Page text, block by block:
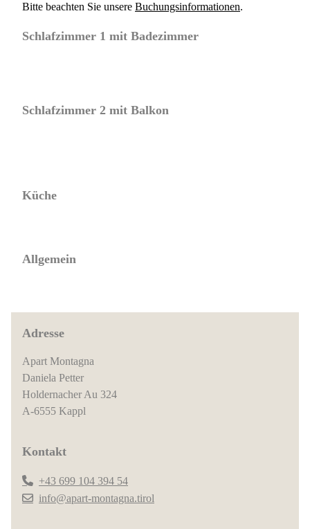
Bitte beachten Sie unsere Buchungsinformationen.
Schlafzimmer 1 mit Badezimmer
Schlafzimmer 2 mit Balkon
Küche
Allgemein
Adresse
Apart Montagna
Daniela Petter
Holdernacher Au 324
A-6555 Kappl
Kontakt
+43 699 104 394 54
info@apart-montagna.tirol